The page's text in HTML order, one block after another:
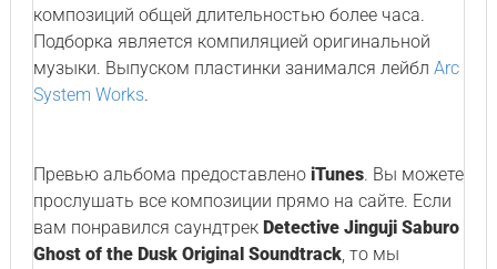
композиций общей длительностью более часа.
Подборка является компиляцией оригинальной
музыки. Выпуском пластинки занимался лейбл Arc
System Works.
Превью альбома предоставлено iTunes. Вы можете
прослушать все композиции прямо на сайте. Если
вам понравился саундтрек Detective Jinguji Saburo
Ghost of the Dusk Original Soundtrack, то мы